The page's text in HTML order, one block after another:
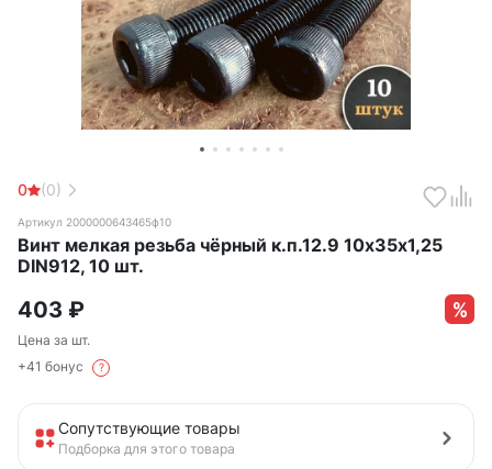
0 (0)
Артикул 2000000643465ф10
Винт мелкая резьба чёрный к.п.12.9 10х35х1,25
DIN912, 10 шт.
403 ₽
Цена за шт.
+41 бонус
?
Сопутствующие товары
Подборка для этого товара